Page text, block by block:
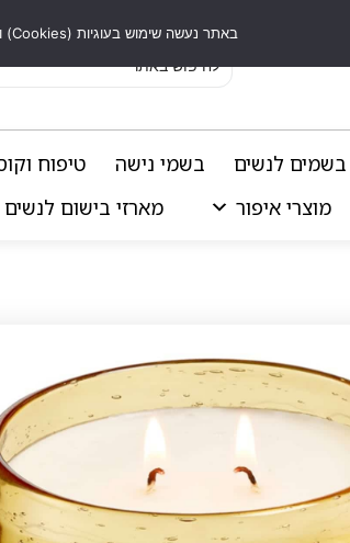
בשמים לנשים בשמי נישה
טיפוח
מוצרי איפור מארזי בישום לנשים
באתר נעשה שימוש בעוגיות (Cookies) וכלים דומים לשיפור חוויית הגלישה, התאמת תוכן אישי וביצוע ניתוחים סטטיסטיים.